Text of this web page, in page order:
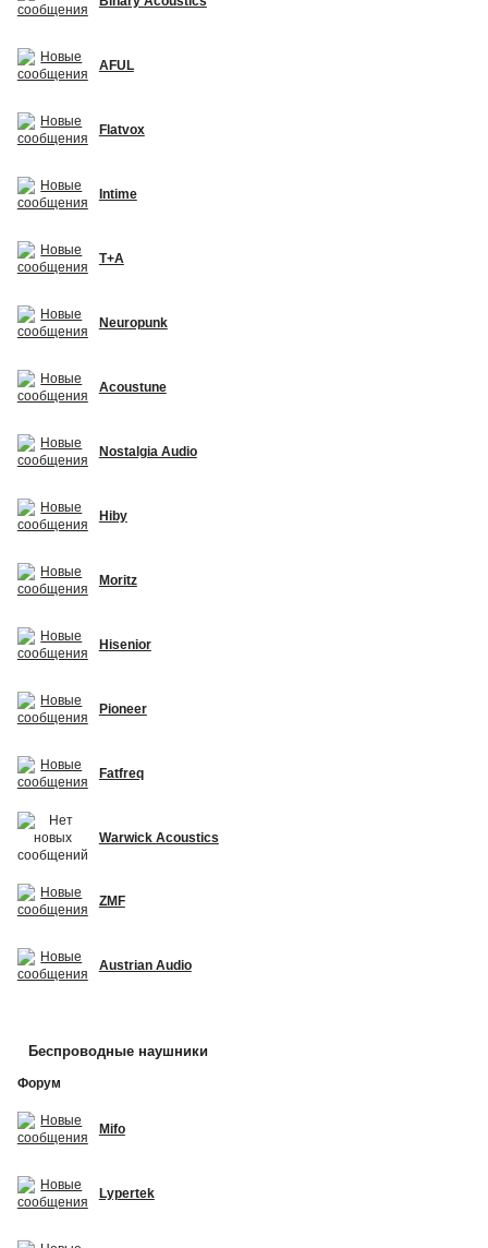
AFUL
Flatvox
Intime
T+A
Neuropunk
Acoustune
Nostalgia Audio
Hiby
Moritz
Hisenior
Pioneer
Fatfreq
Warwick Acoustics
ZMF
Austrian Audio
Беспроводные наушники
Форум
Mifo
Lypertek